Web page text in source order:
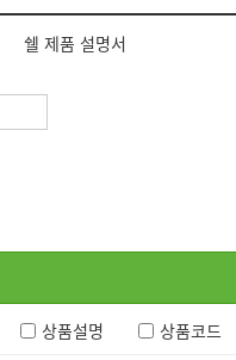
쉘 제품 설명서
상품설명 상품코드